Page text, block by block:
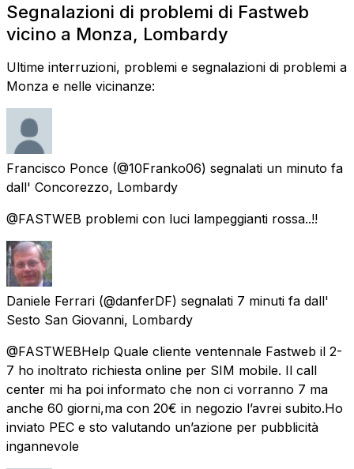
Segnalazioni di problemi di Fastweb
vicino a Monza, Lombardy
Ultime interruzioni, problemi e segnalazioni di problemi a
Monza e nelle vicinanze:
Francisco Ponce (@10Franko06) segnalati un minuto fa
dall' Concorezzo, Lombardy
@FASTWEB problemi con luci lampeggianti rossa..!!
Daniele Ferrari (@danferDF) segnalati 7 minuti fa dall'
Sesto San Giovanni, Lombardy
@FASTWEBHelp Quale cliente ventennale Fastweb il 2-
7 ho inoltrato richiesta online per SIM mobile. Il call
center mi ha poi informato che non ci vorranno 7 ma
anche 60 giorni,ma con 20€ in negozio l’avrei subito.Ho
inviato PEC e sto valutando un’azione per pubblicità
ingannevole